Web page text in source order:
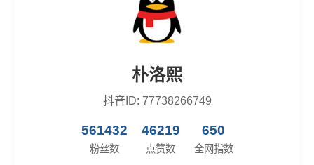
朴洛熙
抖音ID: 77738266749
561432
粉丝数
46219
点赞数
650
全网指数